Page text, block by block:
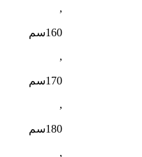
,
160سم
,
170سم
,
180سم
,